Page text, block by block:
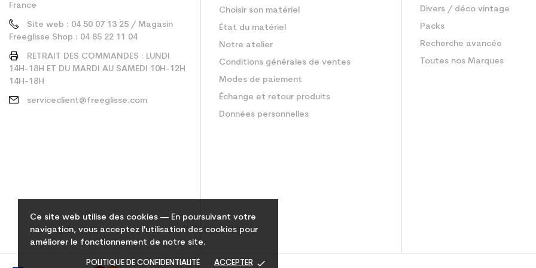
Ce site web utilise des cookies — En poursuivant votre
navigation, vous acceptez l'utilisation des cookies pour
améliorer le fonctionnement de notre site.
POLITIQUE DE CONFIDENTIALITÉ ACCEPTER done
France
Site web : 04 50 07 13 25 / Magasin
Freeglisse Shop : 04 85 22 11 04
RETRAIT DES COMMANDES : LUNDI
14H-18H ET DU MARDI AU SAMEDI 10H-12H
14H-18H
serviceclient@freeglisse.com
Choisir son matériel
État du matériel
Notre atelier
Conditions générales de ventes
Modes de paiement
Échange et retour produits
Données personnelles
Divers / déco vintage
Packs
Recherche avancée
Toutes nos Marques